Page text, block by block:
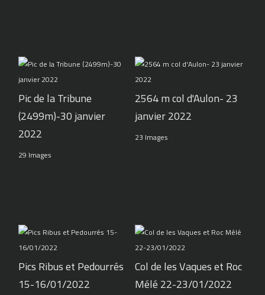
Pic de la Tribune
(2499m)-30 janvier
2022
29 Images
2564 m col d'Aulon- 23
janvier 2022
23 Images
Pics Ribus et Pedourrés
15-16/01/2022
Col de les Vaques et Roc
Mélé 22-23/01/2022